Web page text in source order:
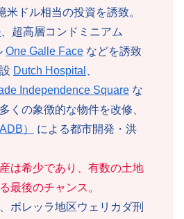
米ドル相当の投資を誘致。
、超高層コンドミニアム
One Galle Face などを誘致
Dutch Hospital
Independence Square な
くの象徴的な物件を改修、
）
による都市開発・洪
は希少であり、有数の土地
最後のチャンス。
ボレッラ地区ウェリカダ刑